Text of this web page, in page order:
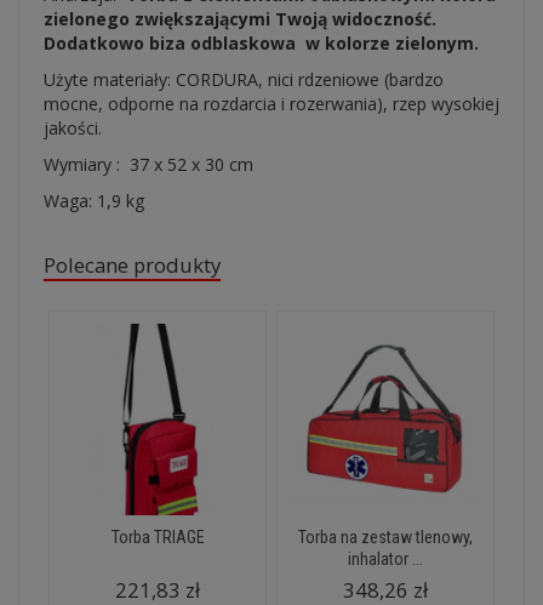
zielonego zwiększającymi Twoją widoczność.
Dodatkowo biza odblaskowa w kolorze zielonym.
Użyte materiały: CORDURA, nici rdzeniowe (bardzo
mocne, odporne na rozdarcia i rozerwania), rzep wysokiej
jakości.
Wymiary : 37 x 52 x 30 cm
Waga: 1,9 kg
Polecane produkty
Torba TRIAGE
221,83 zł
Torba na zestaw tlenowy,
inhalator ...
348,26 zł